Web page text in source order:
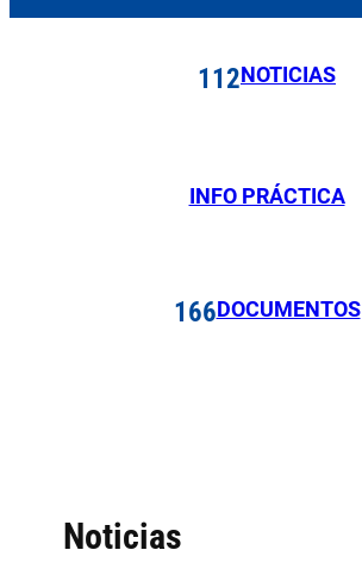
112NOTICIAS
INFO PRÁCTICA
166DOCUMENTOS
Noticias